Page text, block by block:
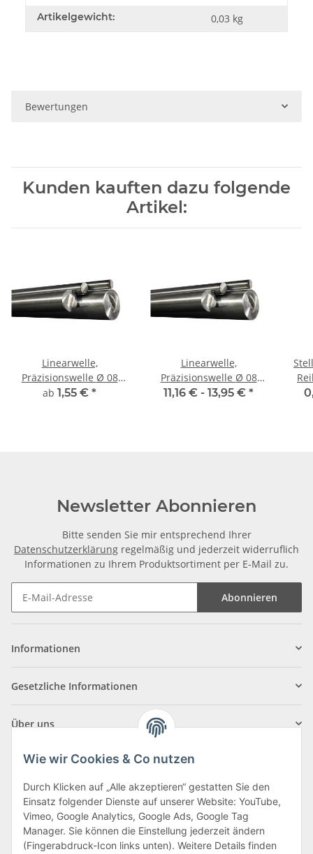
Artikelgewicht: 0,03 kg
Bewertungen
Kunden kauften dazu folgende
Artikel:
Linearwelle,
Präzisionswelle Ø 08
mm, gehärtet,
ab 1,55 € *
Linearwelle,
Präzisionswelle Ø 08
mm, je m ± 5 mm,
11,16 € - 13,95 € *
Newsletter Abonnieren
Bitte senden Sie mir entsprechend Ihrer
Datenschutzerklärung regelmäßig und jederzeit widerruflich
Informationen zu Ihrem Produktsortiment per E-Mail zu.
Abonnieren
Informationen
Gesetzliche Informationen
Über uns
Klagenfurter Straße 29
9556 Liebenfels
Wie wir Cookies & Co nutzen
Durch Klicken auf „Alle akzeptieren“ gestatten Sie den
Einsatz folgender Dienste auf unserer Website: YouTube,
Vimeo, Google Analytics, Google Ads, Google Tag
Manager. Sie können die Einstellung jederzeit ändern
(Fingerabdruck-Icon links unten). Weitere Details finden